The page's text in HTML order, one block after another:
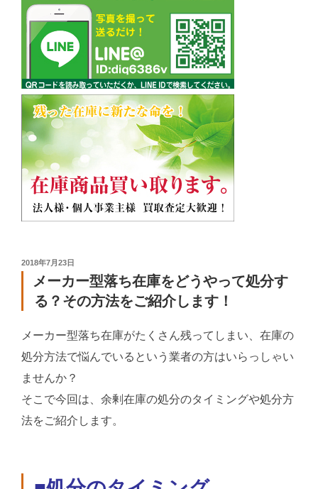
投
2018年7月23日
メーカー型落ち在庫をどうやって処分す
る？その方法をご紹介します！
メーカー型落ち在庫がたくさん残ってしまい、在庫の
処分方法で悩んでいるという業者の方はいらっしゃい
ませんか？
そこで今回は、余剰在庫の処分のタイミングや処分方
法をご紹介します。